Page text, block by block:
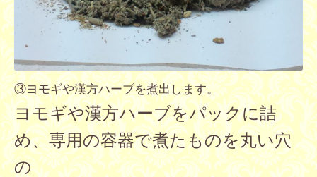
③ヨモギや漢方ハーブを煮出します。
ヨモギや漢方ハーブをパックに詰
め、専用の容器で煮たものを丸い穴
の